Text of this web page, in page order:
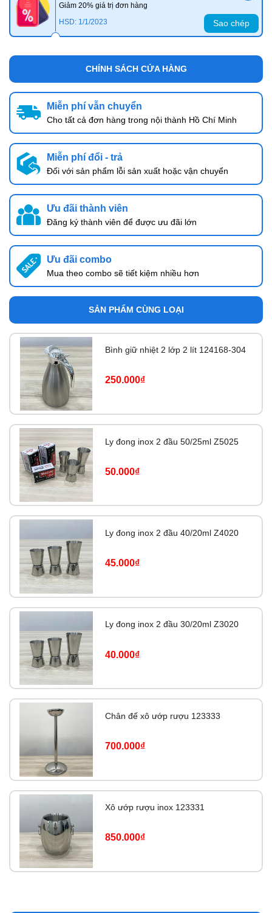
Giảm 20% giá trị đơn hàng
HSD: 1/1/2023
Sao chép
CHÍNH SÁCH CỬA HÀNG
Miễn phí vẫn chuyển
Cho tất cả đơn hàng trong nội thành Hồ Chí Minh
Miễn phí đổi - trả
Đối với sản phẩm lỗi sản xuất hoặc vận chuyển
Ưu đãi thành viên
Đăng ký thành viên để được ưu đãi lớn
Ưu đãi combo
Mua theo combo sẽ tiết kiệm nhiều hơn
SẢN PHẨM CÙNG LOẠI
Bình giữ nhiệt 2 lớp 2 lít 124168-304
250.000₫
Ly đong inox 2 đầu 50/25ml Z5025
50.000₫
Ly đong inox 2 đầu 40/20ml Z4020
45.000₫
Ly đong inox 2 đầu 30/20ml Z3020
40.000₫
Chân đế xô ướp rượu 123333
700.000₫
Xô ướp rượu inox 123331
850.000₫